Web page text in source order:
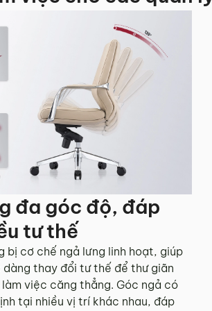
đa góc độ, đáp
tư thế
bị cơ chế ngả lưng linh hoạt, giúp
dàng thay đổi tư thế để thư giãn
làm việc căng thẳng. Góc ngả có
tại nhiều vị trí khác nhau, đáp